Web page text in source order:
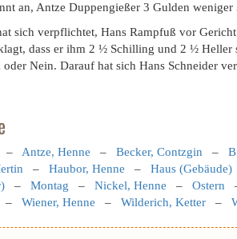
an, Antze Duppengießer 3 Gulden
sich verpflichtet, Hans Rampfuß vor
dass er ihm 2 ½ Schilling und 2 ½
Nein. Darauf hat sich Hans Schneider
– Antze, Henne – Becker, Contzgin –
– Haubor, Henne – Haus (Gebäude)
– Montag – Nickel, Henne – Ostern
– Wiener, Henne – Wilderich, Ketter –